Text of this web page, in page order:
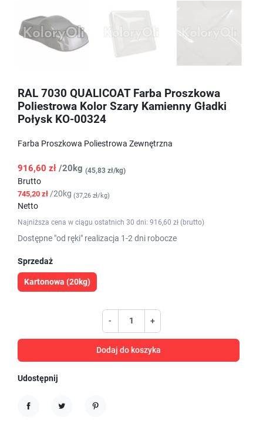
RAL 7030 QUALICOAT Farba Proszkowa
Poliestrowa Kolor Szary Kamienny Gładki
Połysk KO-00324
Farba Proszkowa Poliestrowa Zewnętrzna
916,60 zł /20kg (45,83 zł/kg)
Brutto
745,20 zł /20kg (37,26 zł/kg)
Netto
Najniższa cena w ciągu ostatnich 30 dni: 916,60 zł (brutto)
Dostępne "od ręki" realizacja 1-2 dni robocze
Sprzedaż
Kartonowa (20kg)
- +
Dodaj do koszyka
Udostępnij